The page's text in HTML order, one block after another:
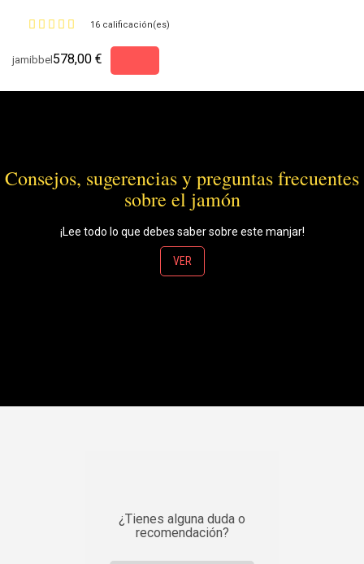
16 calificación(es)
jamibbel578,00 €
Consejos, sugerencias y preguntas frecuentes
sobre el jamón
¡Lee todo lo que debes saber sobre este manjar!
VER
¿Tienes alguna duda o
recomendación?